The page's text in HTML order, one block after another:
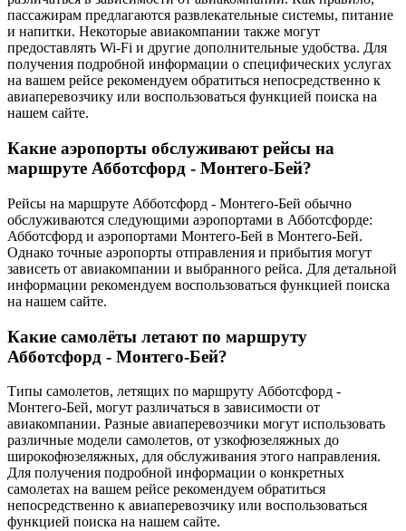
пассажирам предлагаются развлекательные системы, питание
и напитки. Некоторые авиакомпании также могут
предоставлять Wi-Fi и другие дополнительные удобства. Для
получения подробной информации о специфических услугах
на вашем рейсе рекомендуем обратиться непосредственно к
авиаперевозчику или воспользоваться функцией поиска на
нашем сайте.
Какие аэропорты обслуживают рейсы на
маршруте Абботсфорд - Монтего-Бей?
Рейсы на маршруте Абботсфорд - Монтего-Бей обычно
обслуживаются следующими аэропортами в Абботсфорде:
Абботсфорд и аэропортами Монтего-Бей в Монтего-Бей.
Однако точные аэропорты отправления и прибытия могут
зависеть от авиакомпании и выбранного рейса. Для детальной
информации рекомендуем воспользоваться функцией поиска
на нашем сайте.
Какие самолёты летают по маршруту
Абботсфорд - Монтего-Бей?
Типы самолетов, летящих по маршруту Абботсфорд -
Монтего-Бей, могут различаться в зависимости от
авиакомпании. Разные авиаперевозчики могут использовать
различные модели самолетов, от узкофюзеляжных до
широкофюзеляжных, для обслуживания этого направления.
Для получения подробной информации о конкретных
самолетах на вашем рейсе рекомендуем обратиться
непосредственно к авиаперевозчику или воспользоваться
функцией поиска на нашем сайте.